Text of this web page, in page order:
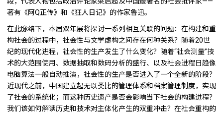
著有《阿Q正传》和《狂人日记》的作家鲁迅。
在此脉络下，本届双年展将探讨一系列相互关联的问题：在构建和重
构社会的过程中，社会性与文学虚构之间存在何种关系？随着20世
纪的现代化进程，社会性的生产发生了什么变化？随着“社会测量”技
术的大范围使用、数据抽取和数码分析的盛行、以及社会进程日趋像
电脑算法一般自动推演，社会性的生产是否进入了一个全新的阶段？
近现代之前，中国建立起无以类比的管理体系和档案管理制度，实现
了社会的系统化；而这种历史遗产是否会影响当下社会的构建进程？
我们该如何解读历史和技术对主体化产生的双重冲击？在社会重构的